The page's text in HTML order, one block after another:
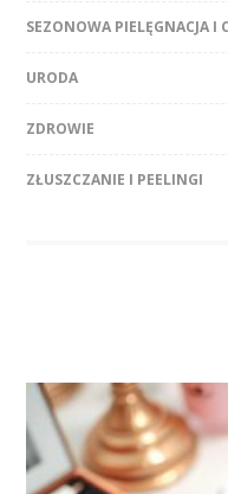
SEZONOWA PIELĘGNACJA I
URODA
ZDROWIE
ZŁUSZCZANIE I PEELINGI